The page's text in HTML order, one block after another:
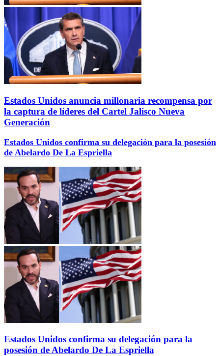
Estados Unidos anuncia millonaria recompensa por
la captura de líderes del Cartel Jalisco Nueva
Generación
Estados Unidos confirma su delegación para la posesión
de Abelardo De La Espriella
Estados Unidos confirma su delegación para la
posesión de Abelardo De La Espriella